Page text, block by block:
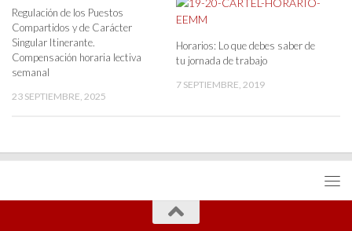
Regulación de los Puestos
Compartidos y de Carácter
Singular Itinerante.
Compensación horaria lectiva
semanal
23 SEPTIEMBRE, 2025
Horarios: Lo que debes saber de
tu jornada de trabajo
7 SEPTIEMBRE, 2019